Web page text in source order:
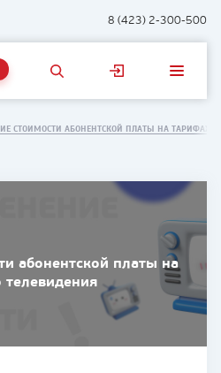
8 (423) 2-300-500
СТОИМОСТИ АБОНЕНТСКОЙ ПЛАТЫ НА ТАРИФАХ
абонентской платы на
телевидения